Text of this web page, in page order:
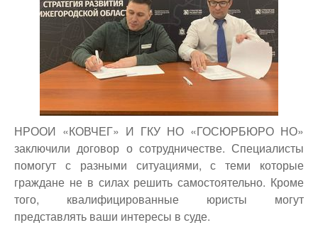
НРООИ «КОВЧЕГ» И ГКУ НО «ГОСЮРБЮРО НО»
заключили договор о сотрудничестве. Специалисты
помогут с разными ситуациями, с теми которые
граждане не в силах решить самостоятельно. Кроме
того, квалифицированные юристы могут
представлять ваши интересы в суде.